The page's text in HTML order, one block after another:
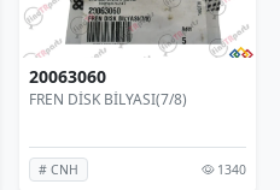
0-7257759
DİŞLİ MİL- ŞANZIMAN
# TÜMOSAN 355